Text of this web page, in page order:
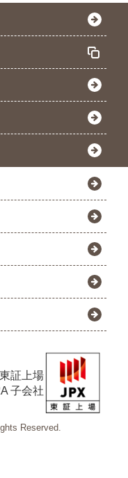
東証上場
子会社
Reserved.